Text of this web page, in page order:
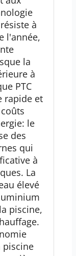
à
l'année,
la
à
PTC
rapide et
le
des
qui
à
La
élevé
piscine,
piscine